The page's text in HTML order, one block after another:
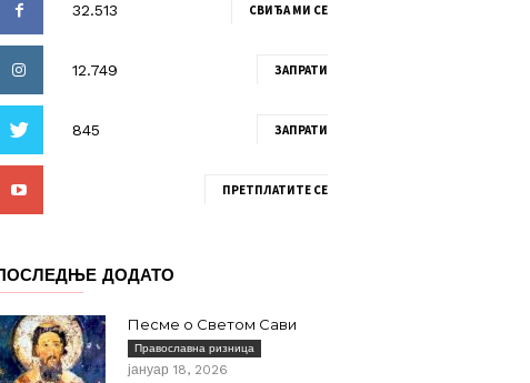
СВИЂА МИ СЕ
ЗАПРАТИ
ЗАПРАТИ
ПРЕТПЛАТИТЕ СЕ
ДОДАТО
Песме о Светом Сави
Православна ризница
јануар 18, 2026